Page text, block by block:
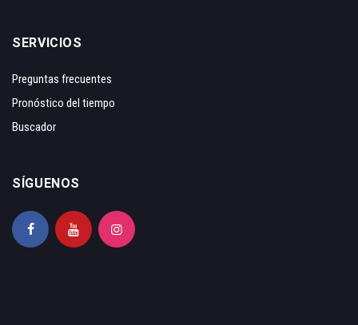
SERVICIOS
Preguntas frecuentes
Pronóstico del tiempo
Buscador
SÍGUENOS